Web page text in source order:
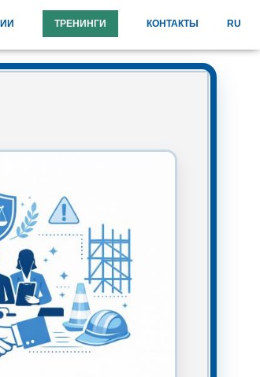
ТРЕНИНГИ КОНТАКТЫ RU